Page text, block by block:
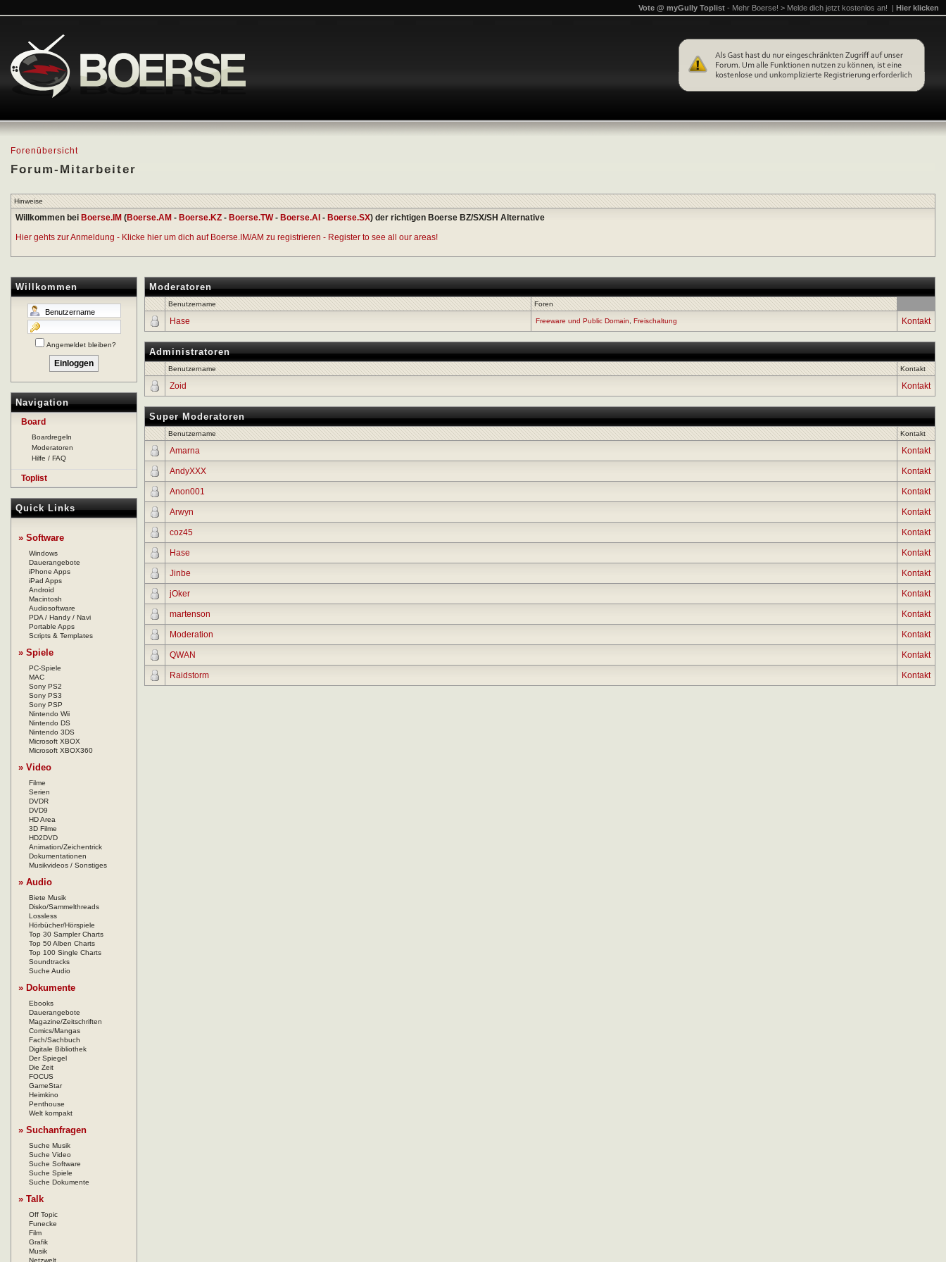
Forenübersicht
Forum-Mitarbeiter
Vote @ myGully Toplist - Mehr Boerse! > Melde dich jetzt kostenlos an! | Hier klicken
Hinweise
Willkommen bei Boerse.IM (Boerse.AM - Boerse.KZ - Boerse.TW- Boerse.AI - Boerse.SX) der richtigen Boerse BZ/SX/SH Alternative
Hier gehts zur Anmeldung - Klicke hier um dich auf Boerse.IM/AM zu registrieren - Register to see all our areas!
Willkommen
Angemeldet bleiben?
Navigation
Board
Boardregeln
Moderatoren
Hilfe / FAQ
Toplist
Quick Links
» Software
Windows
Dauerangebote
iPhone Apps
iPad Apps
Android
Macintosh
Audiosoftware
PDA / Handy / Navi
Portable Apps
Scripts & Templates
» Spiele
PC-Spiele
MAC
Sony PS2
Sony PS3
Sony PSP
Nintendo Wii
Nintendo DS
Nintendo 3DS
Microsoft XBOX
Microsoft XBOX360
» Video
Filme
Serien
DVDR
DVD9
HD Area
3D Filme
HD2DVD
Animation/Zeichentrick
Dokumentationen
Musikvideos / Sonstiges
» Audio
Biete Musik
Disko/Sammelthreads
Lossless
Hörbücher/Hörspiele
Top 30 Sampler Charts
Top 50 Alben Charts
Top 100 Single Charts
Soundtracks
Suche Audio
» Dokumente
Ebooks
Dauerangebote
Magazine/Zeitschriften
Comics/Mangas
Fach/Sachbuch
Digitale Bibliothek
Der Spiegel
Die Zeit
FOCUS
GameStar
Heimkino
Penthouse
Welt kompakt
» Suchanfragen
Suche Musik
Suche Video
Suche Software
Suche Spiele
Suche Dokumente
» Talk
Off Topic
Funecke
Film
Grafik
Musik
Moderatoren
Benutzername Foren
Hase Freeware und Public Domain, Freischaltung Kontakt
Administratoren
Benutzername Kontakt
Zoid Kontakt
Super Moderatoren
Benutzername Kontakt
Amarna Kontakt
AndyXXX Kontakt
Anon001 Kontakt
Arwyn Kontakt
coz45 Kontakt
Hase Kontakt
Jinbe Kontakt
jOker Kontakt
martenson Kontakt
Moderation Kontakt
QWAN Kontakt
Raidstorm Kontakt